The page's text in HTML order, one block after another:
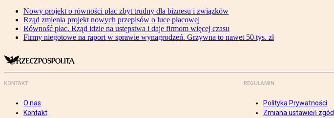
Nowy projekt o równości płac zbyt trudny dla biznesu i związków
Rząd zmienia projekt nowych przepisów o luce płacowej
Równość płac. Rząd idzie na ustępstwa i daje firmom więcej czasu
Firmy niegotowe na raport w sprawie wynagrodzeń. Grzywna to nawet 50 tys. zł
KONTAKT
O nas
Kontakt
REGULAMIN
Polityka Prywatności
Zmiana ustawień zgód